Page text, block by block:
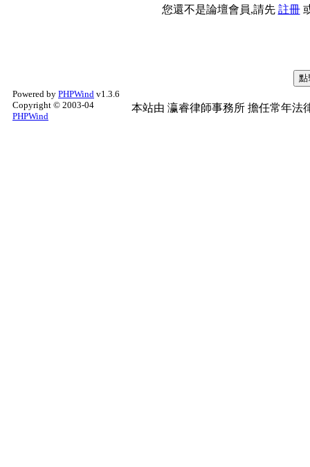
您還不是論壇會員,請先 註冊
Powered by PHPWind v1.3.6
Copyright © 2003-04
PHPWind
本站由 瀛睿律師事務所 擔任常年法